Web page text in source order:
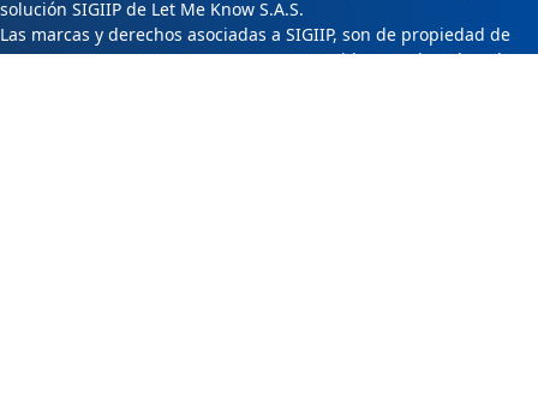
solución SIGIIP de Let Me Know S.A.S.
Las marcas y derechos asociadas a SIGIIP, son de propiedad de
Let Me Know S.A.S y se encuentran protegidos por derechos de